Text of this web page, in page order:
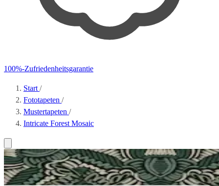
100%-Zufriedenheitsgarantie
Start /
Fototapeten /
Mustertapeten /
Intricate Forest Mosaic